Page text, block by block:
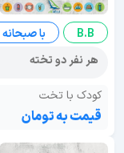
B.B
با صبحانه
هر نفر دو تخته
کودک با تخت
قیمت به تومان